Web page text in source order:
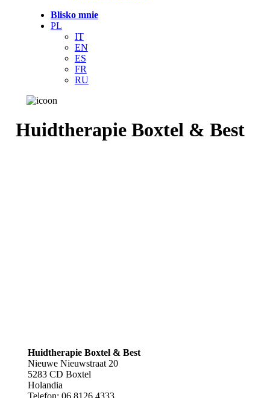
Blisko mnie
PL
IT
EN
ES
FR
RU
Huidtherapie Boxtel & Best
Huidtherapie Boxtel & Best
Nieuwe Nieuwstraat 20
5283 CD Boxtel
Holandia
Telefon: 06 8126 4333